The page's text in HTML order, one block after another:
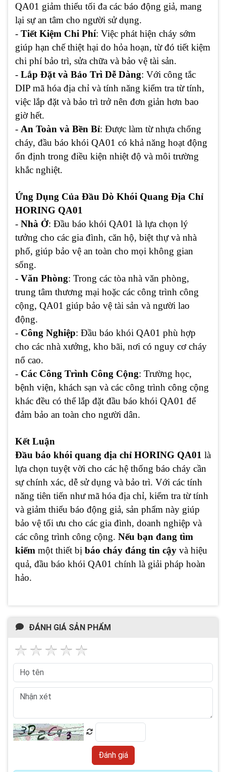
QA01 giảm thiểu tối đa các báo động giả, mang
lại sự an tâm cho người sử dụng.
- Tiết Kiệm Chi Phí: Việc phát hiện cháy sớm
giúp hạn chế thiệt hại do hỏa hoạn, từ đó tiết kiệm
chi phí bảo trì, sửa chữa và bảo vệ tài sản.
- Lắp Đặt và Bảo Trì Dễ Dàng: Với công tắc
DIP mã hóa địa chỉ và tính năng kiểm tra từ tính,
việc lắp đặt và bảo trì trở nên đơn giản hơn bao
giờ hết.
- An Toàn và Bền Bỉ: Được làm từ nhựa chống
cháy, đầu báo khói QA01 có khả năng hoạt động
ổn định trong điều kiện nhiệt độ và môi trường
khắc nghiệt.
Ứng Dụng Của Đầu Dò Khói Quang Địa Chỉ
HORING QA01
- Nhà Ở: Đầu báo khói QA01 là lựa chọn lý
tưởng cho các gia đình, căn hộ, biệt thự và nhà
phố, giúp bảo vệ an toàn cho mọi không gian
sống.
- Văn Phòng: Trong các tòa nhà văn phòng,
trung tâm thương mại hoặc các công trình công
cộng, QA01 giúp bảo vệ tài sản và người lao
động.
- Công Nghiệp: Đầu báo khói QA01 phù hợp
cho các nhà xưởng, kho bãi, nơi có nguy cơ cháy
nổ cao.
- Các Công Trình Công Cộng: Trường học,
bệnh viện, khách sạn và các công trình công cộng
khác đều có thể lắp đặt đầu báo khói QA01 để
đảm bảo an toàn cho người dân.
Kết Luận
Đầu báo khói quang địa chỉ HORING QA01 là
lựa chọn tuyệt vời cho các hệ thống báo cháy cần
sự chính xác, dễ sử dụng và bảo trì. Với các tính
năng tiên tiến như mã hóa địa chỉ, kiểm tra từ tính
và giảm thiểu báo động giả, sản phẩm này giúp
bảo vệ tối ưu cho các gia đình, doanh nghiệp và
các công trình công cộng. Nếu bạn đang tìm
kiếm một thiết bị báo cháy đáng tin cậy và hiệu
quả, đầu báo khói QA01 chính là giải pháp hoàn
hảo.
ĐÁNH GIÁ SẢN PHẨM